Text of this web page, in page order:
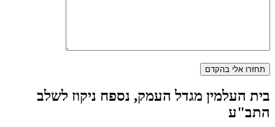
בית העלמין מגדל העמק, נספח ניקוז לשלב
התב"ע